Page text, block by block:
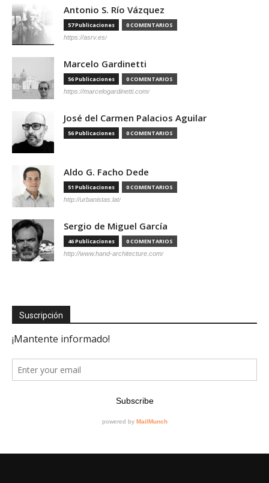
Antonio S. Río Vázquez
57 Publicaciones 0 COMENTARIOS
https://asrv.es/
Marcelo Gardinetti
56 Publicaciones 0 COMENTARIOS
https://marcelogardinetti.com/
José del Carmen Palacios Aguilar
56 Publicaciones 0 COMENTARIOS
Aldo G. Facho Dede
51 Publicaciones 0 COMENTARIOS
http://urbanistas.lat/
Sergio de Miguel García
46 Publicaciones 0 COMENTARIOS
http://www.hand-architecture.com/
Suscripción